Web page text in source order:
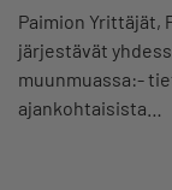
Paimion Yrittäjät,
järjestävät
muunmuassa:-
ajankohtaisista…